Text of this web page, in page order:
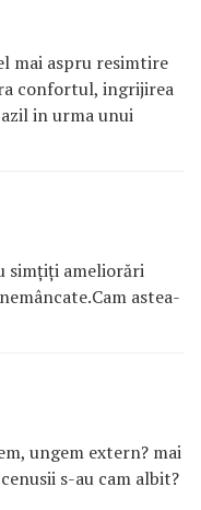
mai aspru resimtire
confortul, ingrijirea
in urma unui
simțiți ameliorări
astea-
ungem extern? mai
s-au cam albit?